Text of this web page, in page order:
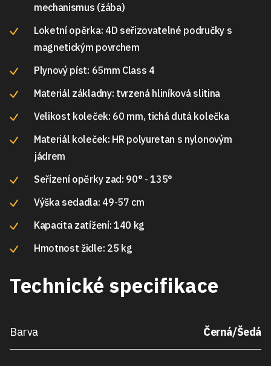
mechanismus (žába)
Loketní opěrka: 4D seřizovatelné područky s
magnetickým povrchem
Plynový píst: 65mm Class 4
Materiál základny: tvrzená hliníková slitina
Velikost koleček: 60 mm, tichá dutá kolečka
Materiál koleček: HR polyuretan s nylonovým
jádrem
Seřízení opěrky zad: 90° - 135°
Výška sedadla: 49-57 cm
Kapacita zatížení: 140 kg
Hmotnost židle: 25 kg
Technické specifikace
Barva Černá/Šedá